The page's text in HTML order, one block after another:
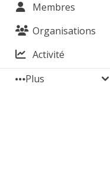
Membres
Organisations
Activité
Plus